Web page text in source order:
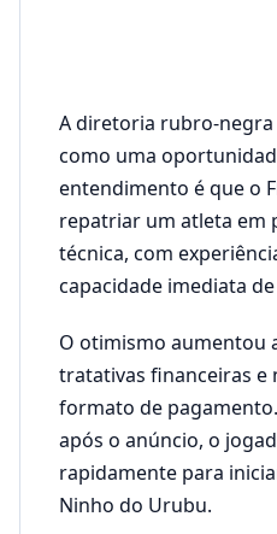
A diretoria rubro-
como uma
entendimento é que o
repatriar um atleta em
técnica, com
capacidade imediata
O otimismo aumentou
tratativas financeiras e
formato de
após o anúncio, o
rapidamente para
Ninho do Urubu.